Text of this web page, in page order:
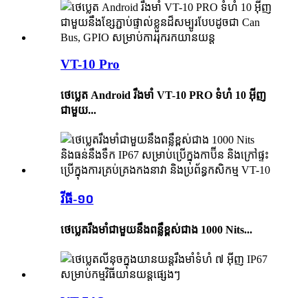
VT-10 Pro
ថេប្លេត Android រឹងមាំ VT-10 PRO ទំហំ 10 អ៊ីញ
ជាមួយ...
វីធី-១០
ថេប្លេតរឹងមាំជាមួយនឹងពន្លឺខ្ពស់ជាង 1000 Nits...